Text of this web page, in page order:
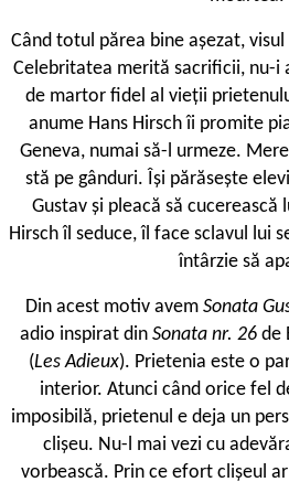
Când totul părea bine așezat,
Celebritatea merită sacrificii, nu-i
de martor fidel al vieții
anume Hans Hirsch îi promite
Geneva, numai să-l urmeze.
stă pe gânduri. Își părăsește
Gustav și pleacă să cucerească
Hirsch îl seduce, îl face sclavul lui
întârzie să
Din acest motiv avem Sonata
adio inspirat din Sonata nr. 26 de
(Les Adieux). Prietenia este o
interior. Atunci când orice fel
imposibilă, prietenul e deja un
clișeu. Nu-l mai vezi cu
vorbească. Prin ce efort clișeul